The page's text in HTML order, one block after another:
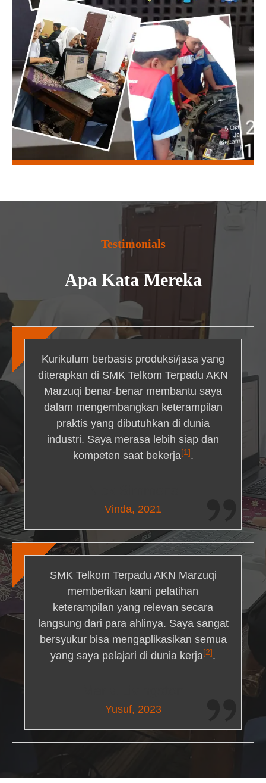
Testimonials
Apa Kata Mereka
Kurikulum berbasis produksi/jasa yang
diterapkan di SMK Telkom Terpadu AKN
Marzuqi benar-benar membantu saya
dalam mengembangkan keterampilan
praktis yang dibutuhkan di dunia
industri. Saya merasa lebih siap dan
kompeten saat bekerja[1] .
Vinda, 2021
SMK Telkom Terpadu AKN Marzuqi
memberikan kami pelatihan
keterampilan yang relevan secara
langsung dari para ahlinya. Saya sangat
bersyukur bisa mengaplikasikan semua
yang saya pelajari di dunia kerja[2] .
Yusuf, 2023